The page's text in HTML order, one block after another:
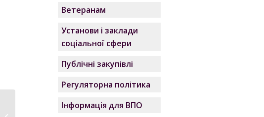
Ветеранам
Установи і заклади
соціальної сфери
Публічні закупівлі
Регуляторна політика
Інформація для ВПО